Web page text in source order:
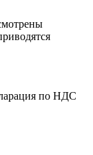
по НДС